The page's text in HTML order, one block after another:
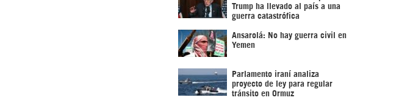
Trump ha llevado al país a una
guerra catastrófica
Ansarolá: No hay guerra civil en
Yemen
Parlamento iraní analiza
proyecto de ley para regular
tránsito en Ormuz